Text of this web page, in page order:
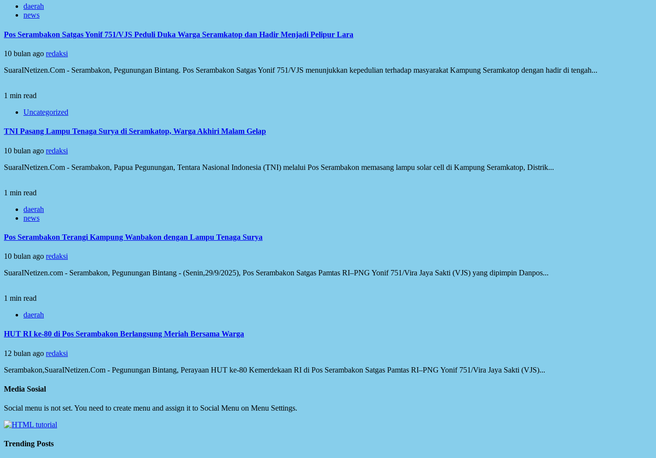
daerah
news
Pos Serambakon Satgas Yonif 751/VJS Peduli Duka Warga Seramkatop dan Hadir Menjadi Pelipur Lara
10 bulan ago redaksi
SuaraINetizen.Com - Serambakon, Pegunungan Bintang. Pos Serambakon Satgas Yonif 751/VJS menunjukkan kepedulian terhadap masyarakat Kampung Seramkatop dengan hadir di tengah...
1 min read
Uncategorized
TNI Pasang Lampu Tenaga Surya di Seramkatop, Warga Akhiri Malam Gelap
10 bulan ago redaksi
SuaraINetizen.Com - Serambakon, Papua Pegunungan, Tentara Nasional Indonesia (TNI) melalui Pos Serambakon memasang lampu solar cell di Kampung Seramkatop, Distrik...
1 min read
daerah
news
Pos Serambakon Terangi Kampung Wanbakon dengan Lampu Tenaga Surya
10 bulan ago redaksi
SuaraINetizen.com - Serambakon, Pegunungan Bintang - (Senin,29/9/2025), Pos Serambakon Satgas Pamtas RI–PNG Yonif 751/Vira Jaya Sakti (VJS) yang dipimpin Danpos...
1 min read
daerah
HUT RI ke-80 di Pos Serambakon Berlangsung Meriah Bersama Warga
12 bulan ago redaksi
Serambakon,SuaraINetizen.Com - Pegunungan Bintang, Perayaan HUT ke-80 Kemerdekaan RI di Pos Serambakon Satgas Pamtas RI–PNG Yonif 751/Vira Jaya Sakti (VJS)...
Media Sosial
Social menu is not set. You need to create menu and assign it to Social Menu on Menu Settings.
Trending Posts